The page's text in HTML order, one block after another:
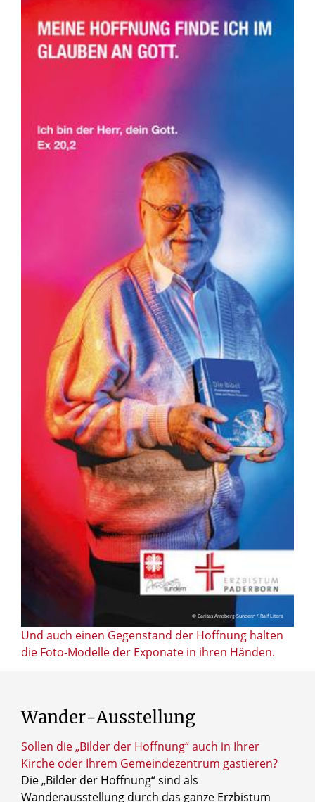
© Caritas Arnsberg-Sundern / Ralf Litera
Und auch einen Gegenstand der Hoffnung halten
die Foto-Modelle der Exponate in ihren Händen.
Wander-Ausstellung
Sollen die „Bilder der Hoffnung“ auch in Ihrer
Kirche oder Ihrem Gemeindezentrum gastieren?
Die „Bilder der Hoffnung“ sind als
Wanderausstellung durch das ganze Erzbistum